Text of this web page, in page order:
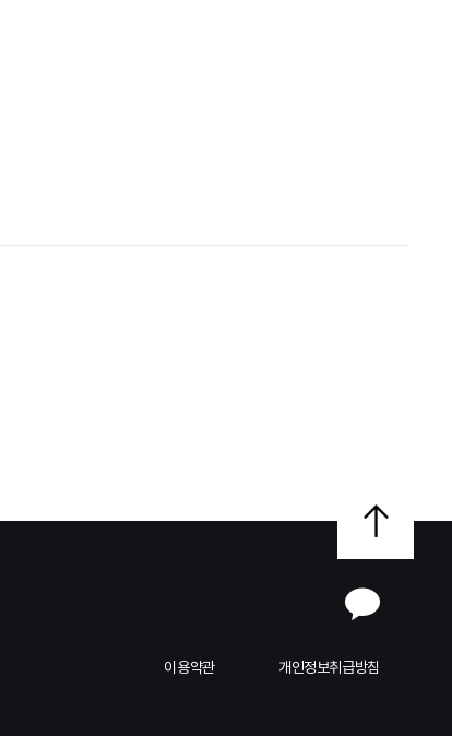
이용약관 개인정보취급방침